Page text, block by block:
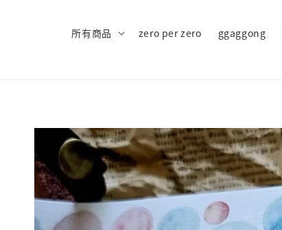
所有商品 zero per zero ggaggong